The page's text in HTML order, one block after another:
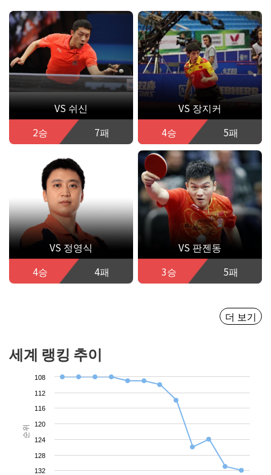
VS 쉬신
2승
7패
VS 장지커
4승
5패
VS 정영식
4승
4패
VS 판젠동
3승
5패
더 보기
세계 랭킹 추이
순위
108
112
116
120
124
128
132